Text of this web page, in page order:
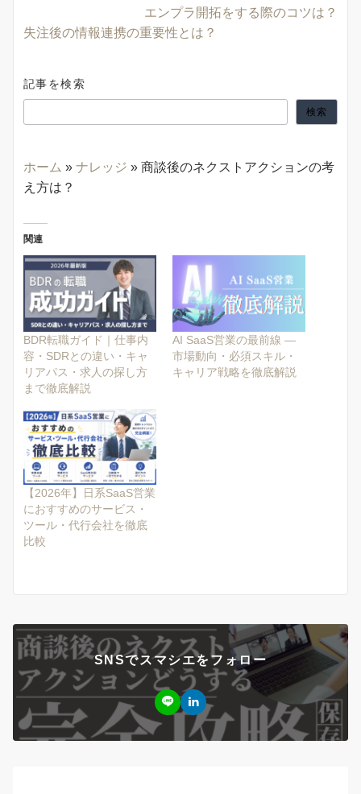
エンプラ開拓をする際のコツは？
失注後の情報連携の重要性とは？
記事を検索
検索
ホーム » ナレッジ » 商談後のネクストアクションの考
え方は？
関連
BDR転職ガイド｜仕事内
容・SDRとの違い・キャ
リアパス・求人の探し方
まで徹底解説
AI SaaS営業の最前線 —
市場動向・必須スキル・
キャリア戦略を徹底解説
【2026年】日系SaaS営業
におすすめのサービス・
ツール・代行会社を徹底
比較
SNSでスマシエをフォロー